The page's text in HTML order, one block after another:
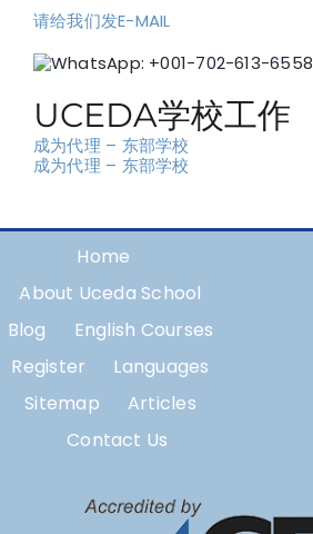
请给我们发E-MAIL
WhatsApp: +001-702-613-6558
UCEDA学校工作
成为代理 – 东部学校
成为代理 – 东部学校
Home
About Uceda School
Blog
English Courses
Register
Languages
Sitemap
Articles
Contact Us